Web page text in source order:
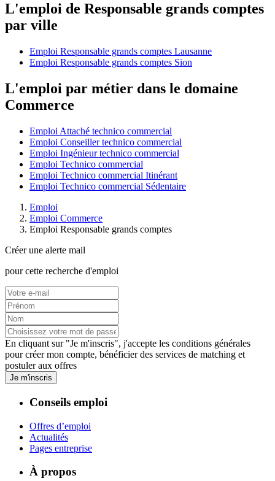
L'emploi de Responsable grands comptes
par ville
Emploi Responsable grands comptes Lausanne
Emploi Responsable grands comptes Sion
L'emploi par métier dans le domaine
Commerce
Emploi Attaché technico commercial
Emploi Conseiller technico commercial
Emploi Ingénieur technico commercial
Emploi Technico commercial
Emploi Technico commercial Itinérant
Emploi Technico commercial Sédentaire
Emploi
Emploi Commerce
Emploi Responsable grands comptes
Créer une alerte mail
pour cette recherche d'emploi
En cliquant sur "Je m'inscris", j'accepte les conditions générales
pour créer mon compte, bénéficier des services de matching et
postuler aux offres
Je m'inscris
Conseils emploi
Offres d’emploi
Actualités
Pages entreprise
À propos